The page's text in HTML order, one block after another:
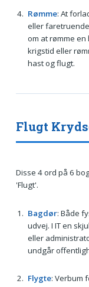
Rømme: At
eller
om at rømme
krigstid eller
hast og flugt.
Flugt
Disse 4 ord på 6
'Flugt'.
Bagdør: Både
udvej. I IT en
eller
undgår
Flygte: Verbum